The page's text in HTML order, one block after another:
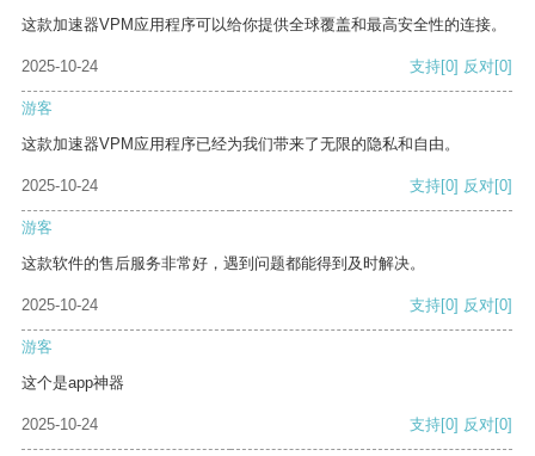
这款加速器VPM应用程序可以给你提供全球覆盖和最高安全性的连接。
2025-10-24 支持[0] 反对[0]
游客
这款加速器VPM应用程序已经为我们带来了无限的隐私和自由。
2025-10-24 支持[0] 反对[0]
游客
这款软件的售后服务非常好，遇到问题都能得到及时解决。
2025-10-24 支持[0] 反对[0]
游客
这个是app神器
2025-10-24 支持[0] 反对[0]